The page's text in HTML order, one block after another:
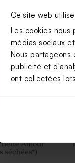
Ce site web
Les cookies
médias sociaux
Nous
publicité et
ont collectées
Amour
séchées*)